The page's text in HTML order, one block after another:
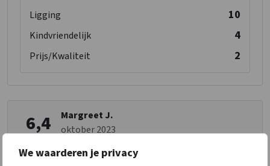
We waarderen je privacy
Ligging 10
Kindvriendelijk 4
Prijs/Kwaliteit 2
6,4
Margreet J.
oktober 2023